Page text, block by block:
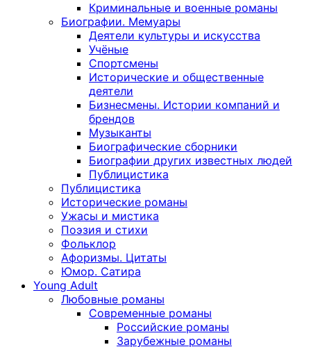
Криминальные и военные романы
Биографии. Мемуары
Деятели культуры и искусства
Учёные
Спортсмены
Исторические и общественные
деятели
Бизнесмены. Истории компаний и
брендов
Музыканты
Биографические сборники
Биографии других известных людей
Публицистика
Публицистика
Исторические романы
Ужасы и мистика
Поэзия и стихи
Фольклор
Афоризмы. Цитаты
Юмор. Сатира
Young Adult
Любовные романы
Современные романы
Российские романы
Зарубежные романы